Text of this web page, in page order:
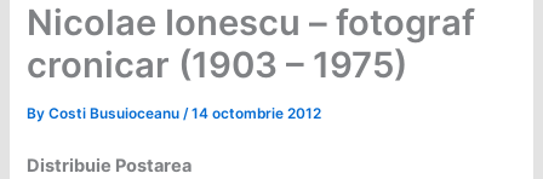
Nicolae Ionescu – fotograf
cronicar (1903 – 1975)
ByCosti Busuioceanu/14 octombrie 2012
Distribuie Postarea